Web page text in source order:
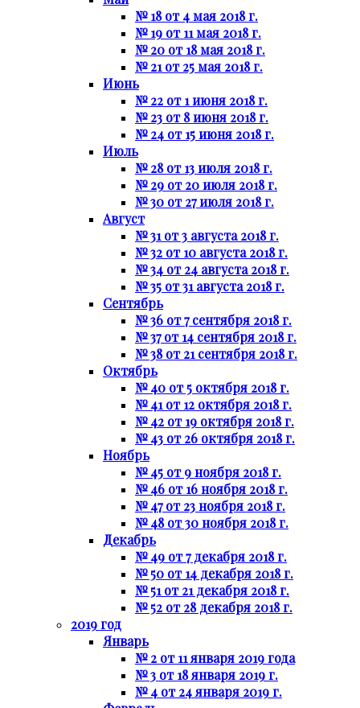
№ 18 от 4 мая 2018 г.
№ 19 от 11 мая 2018 г.
№ 20 от 18 мая 2018 г.
№ 21 от 25 мая 2018 г.
Июнь
№ 22 от 1 июня 2018 г.
№ 23 от 8 июня 2018 г.
№ 24 от 15 июня 2018 г.
Июль
№ 28 от 13 июля 2018 г.
№ 29 от 20 июля 2018 г.
№ 30 от 27 июля 2018 г.
Август
№ 31 от 3 августа 2018 г.
№ 32 от 10 августа 2018 г.
№ 34 от 24 августа 2018 г.
№ 35 от 31 августа 2018 г.
Сентябрь
№ 36 от 7 сентября 2018 г.
№ 37 от 14 сентября 2018 г.
№ 38 от 21 сентября 2018 г.
Октябрь
№ 40 от 5 октября 2018 г.
№ 41 от 12 октября 2018 г.
№ 42 от 19 октября 2018 г.
№ 43 от 26 октября 2018 г.
Ноябрь
№ 45 от 9 ноября 2018 г.
№ 46 от 16 ноября 2018 г.
№ 47 от 23 ноября 2018 г.
№ 48 от 30 ноября 2018 г.
Декабрь
№ 49 от 7 декабря 2018 г.
№ 50 от 14 декабря 2018 г.
№ 51 от 21 декабря 2018 г.
№ 52 от 28 декабря 2018 г.
2019 год
Январь
№ 2 от 11 января 2019 года
№ 3 от 18 января 2019 г.
№ 4 от 24 января 2019 г.